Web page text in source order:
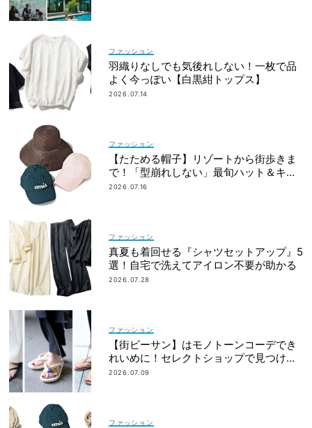
ファッション
羽織りなしでも気後れしない！一枚で品
よく今っぽい【白黒紺トップス】
2026.07.14
ファッション
【たためる帽子】リゾートから街歩きま
で！「型崩れしない」最旬ハット＆キャ
ップ
2026.07.16
ファッション
真夏も着回せる『シャツセットアップ』5
選！自宅で洗えてアイロン不要が助かる
2026.07.28
ファッション
【街ビーサン】はモノトーンコーデでき
れいめに！セレクトショップで見つける
ママ多数
2026.07.09
ファッション